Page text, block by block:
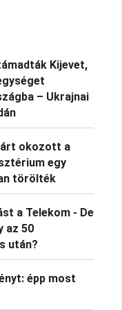
Kijevet,
– Ukrajnai
okozott a
egy
törölték
a Telekom - De
az 50
után?
épp most